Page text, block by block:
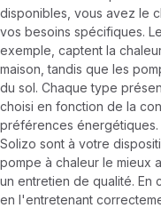
disponibles, vous avez le
vos besoins spécifiques.
exemple, captent la
maison, tandis que les
du sol. Chaque type
choisi en fonction de la
préférences
Solizo sont à votre
pompe à chaleur le mieux
un entretien de qualité. En
en l'entretenant